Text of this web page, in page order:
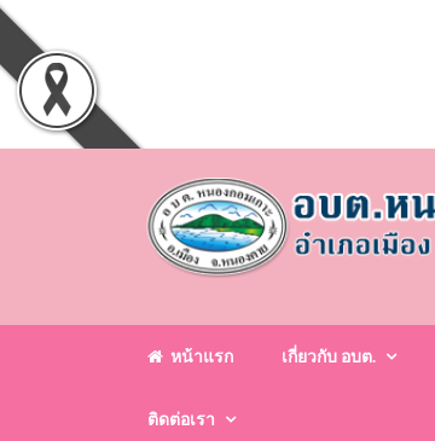
หน้าแรก เกี่ยวกับ อบต.
ติดต่อเรา